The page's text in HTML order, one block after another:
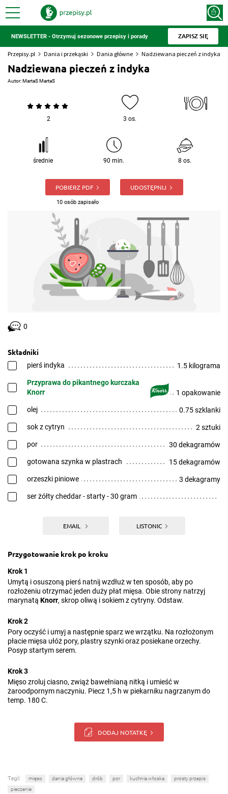
NEWSLETTER - Otrzymuj sezonowe przepisy i porady ZAPISZ SIĘ
Przepisy.pl Dania i przekąski Dania główne Nadziewana pieczeń z indyka
Nadziewana pieczeń z indyka
Autor:MartaS MartaS
2 3 os.
średnie 90 min. 8 os.
POBIERZ PDF
10 osób zapisało
UDOSTĘPNIJ
0
Składniki
pierś indyka 1.5 kilograma
Przyprawa do pikantnego kurczaka
Knorr
1 opakowanie
olej 0.75 szklanki
sok z cytryn 2 sztuki
por 30 dekagramów
gotowana szynka w plastrach 15 dekagramów
orzeszki piniowe 3 dekagramy
ser żółty cheddar - starty - 30 gram
EMAIL LISTONIC
Przygotowanie krok po kroku
Krok 1
Umytą i osuszoną pierś natnij wzdłuż w ten sposób, aby po
rozłożeniu otrzymać jeden duży płat mięsa. Obie strony natrzyj
marynatą Knorr, skrop oliwą i sokiem z cytryny. Odstaw.
Krok 2
Pory oczyść i umyj a następnie sparz we wrzątku. Na rozłożonym
płacie mięsa ułóż pory, plastry szynki oraz posiekane orzechy.
Posyp startym serem.
Krok 3
Mięso zroluj ciasno, zwiąż bawełnianą nitką i umieść w
żaroodpornym naczyniu. Piecz 1,5 h w piekarniku nagrzanym do
temp. 180 C.
DODAJ NOTATKĘ
Tagi: mięso dania główne drób por kuchnia włoska
prosty przepis
pieczenie